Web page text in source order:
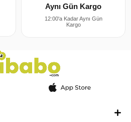
Aynı Gün Kargo
12:00'a Kadar Aynı Gün
Kargo